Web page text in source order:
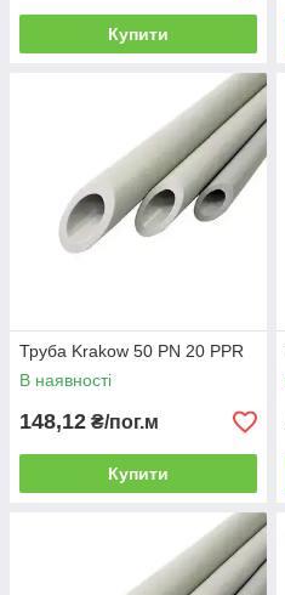
Купити
Труба Krakow 50 PN 20 PPR
В наявності
148,12 ₴/пог.м
Купити